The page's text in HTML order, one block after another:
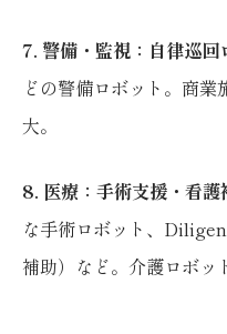
7. 警備・監視：自律巡回
どの警備ロボット。商
大。
8. 医療：手術支援・看護
な手術ロボット、
補助）など。介護ロボッ